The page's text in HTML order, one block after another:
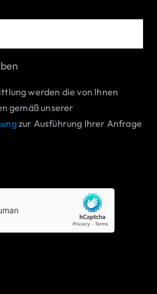
werden die von Ihnen
gemäß unserer
zur Ausführung Ihrer Anfrage